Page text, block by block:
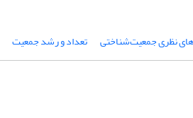
نظری جمعیت‌شناختی تعداد و رشد جمعیت